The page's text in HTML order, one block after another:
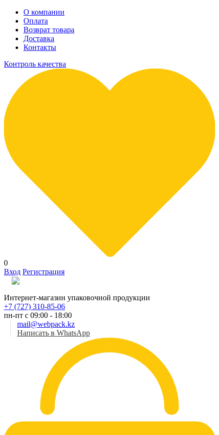
О компании
Оплата
Возврат товара
Доставка
Контакты
Контроль качества
0
Вход Регистрация
Интернет-магазин упаковочной продукции
+7 (727) 310-85-06
пн-пт с 09:00 - 18:00
mail@webpack.kz
Написать в WhatsApp